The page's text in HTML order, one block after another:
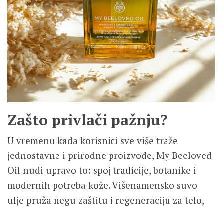
Zašto privlači pažnju?
U vremenu kada korisnici sve više traže
jednostavne i prirodne proizvode, My Beeloved
Oil nudi upravo to: spoj tradicije, botanike i
modernih potreba kože. Višenamensko suvo
ulje pruža negu zaštitu i regeneraciju za telo,